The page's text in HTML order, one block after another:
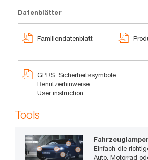
Datenblätter
Familiendatenblatt
GPRS_Sicherheitssymbole
Benutzerhinweise
User instruction
Tools
Einfach die
Auto, Motorrad